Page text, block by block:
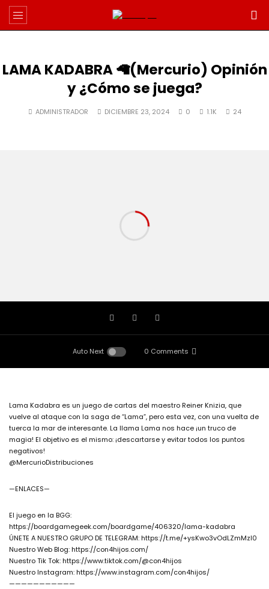
LAMA KADABRA 🦙(Mercurio) Opinión
y ¿Cómo se juega?
ADMINISTRADOR DICIEMBRE 23, 2024 0 1.1K 24
Auto Next 0 Comments
Lama Kadabra es un juego de cartas del maestro Reiner Knizia, que
vuelve al ataque con la saga de “Lama”, pero esta vez, con una vuelta de
tuerca la mar de interesante. La llama Lama nos hace ¡un truco de
magia! El objetivo es el mismo: ¡descartarse y evitar todos los puntos
negativos!
@MercurioDistribuciones
—ENLACES—
El juego en la BGG:
https://boardgamegeek.com/boardgame/406320/lama-kadabra
ÚNETE A NUESTRO GRUPO DE TELEGRAM: https://t.me/+ysKwo3vOdLZmMzI0
Nuestro Web Blog: https://con4hijos.com/
Nuestro Tik Tok: https://www.tiktok.com/@con4hijos
Nuestro Instagram: https://www.instagram.com/con4hijos/
———————————